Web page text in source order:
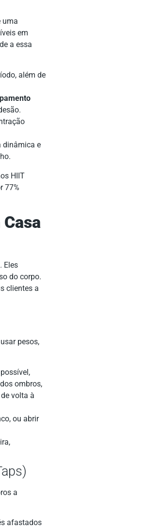
uma
em
a essa
além de
dinâmica e
HIIT
77%
Eles
do corpo.
clientes a
pesos,
ombros,
volta à
ou abrir
a
afastados